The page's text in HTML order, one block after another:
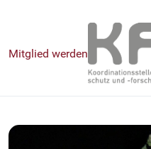
Mitglied werden